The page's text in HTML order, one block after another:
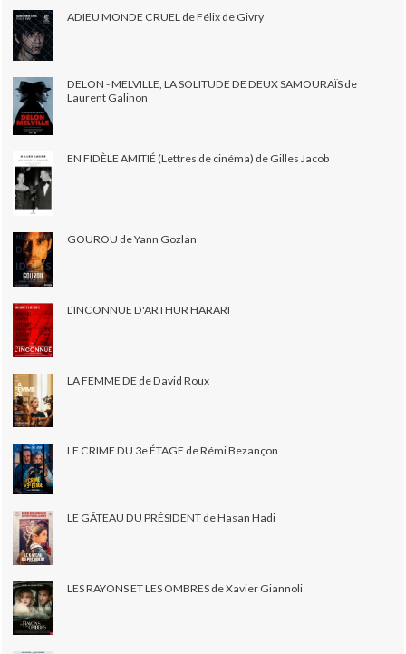
ADIEU MONDE CRUEL de Félix de Givry
DELON - MELVILLE, LA SOLITUDE DE DEUX SAMOURAÏS de
Laurent Galinon
EN FIDÈLE AMITIÉ (Lettres de cinéma) de Gilles Jacob
GOUROU de Yann Gozlan
L'INCONNUE D'ARTHUR HARARI
LA FEMME DE de David Roux
LE CRIME DU 3e ÉTAGE de Rémi Bezançon
LE GÂTEAU DU PRÉSIDENT de Hasan Hadi
LES RAYONS ET LES OMBRES de Xavier Giannoli